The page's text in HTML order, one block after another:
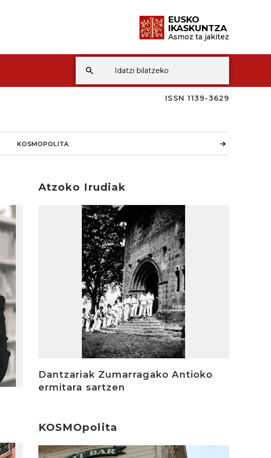
EUSKO
IKASKUNTZA
Asmoz ta jakitez
ISSN 1139-3629
KOSMOPOLITA
Atzoko Irudiak
Dantzariak Zumarragako Antioko
ermitara sartzen
KOSMOpolita
Irakurri